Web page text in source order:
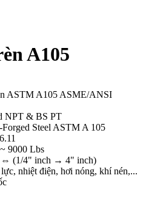
A105
ASTM A105 ASME/ANSI
NPT & BS PT
Steel ASTM A 105
9000 Lbs
(1/4" inch → 4" inch)
nhiệt điện, hơi nóng, khí nén,...